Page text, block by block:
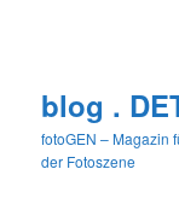
blog .
fotoGEN – Magazin
der Fotoszene